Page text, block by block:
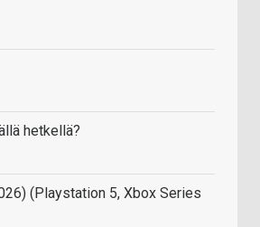
hetkellä?
(Playstation 5, Xbox Series